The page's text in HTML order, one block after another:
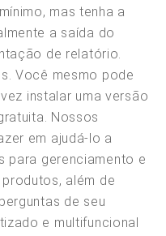
mas tenha a
a saída do
de relatório.
Você mesmo pode
instalar uma versão
Nossos
em ajudá-lo a
para gerenciamento e
além de
de seu
e multifuncional